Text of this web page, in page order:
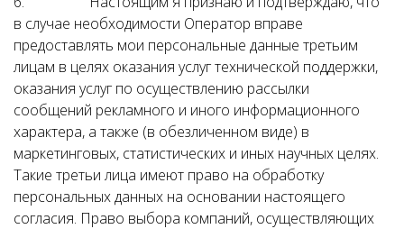
в случае необходимости Оператор вправе
предоставлять мои персональные данные третьим
лицам в целях оказания услуг технической поддержки,
оказания услуг по осуществлению рассылки
сообщений рекламного и иного информационного
характера, а также (в обезличенном виде) в
маркетинговых, статистических и иных научных целях.
Такие третьи лица имеют право на обработку
персональных данных на основании настоящего
согласия. Право выбора компаний, осуществляющих